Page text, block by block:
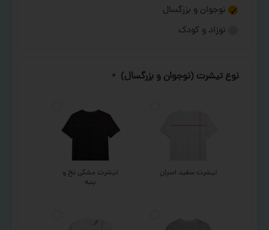
نوجوان و بزرگسال
نوزاد و کودک
نوع تیشرت (نوجوان و بزرگسال) *
تیشرت سفید اسپان
تیشرت مشکی نخ و
پنبه